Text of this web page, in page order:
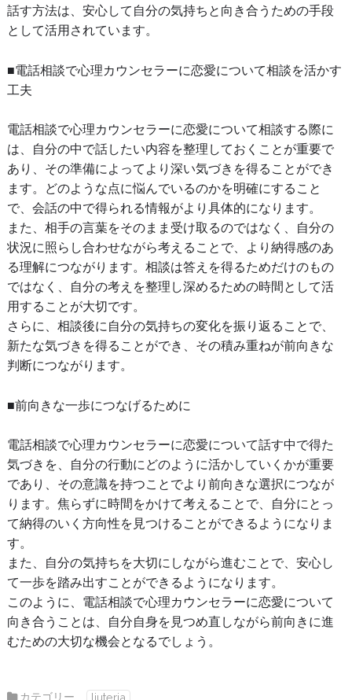
話す方法は、安心して自分の気持ちと向き合うための手段
として活用されています。
■電話相談で心理カウンセラーに恋愛について相談を活かす
工夫
電話相談で心理カウンセラーに恋愛について相談する際に
は、自分の中で話したい内容を整理しておくことが重要で
あり、その準備によってより深い気づきを得ることができ
ます。どのような点に悩んでいるのかを明確にすること
で、会話の中で得られる情報がより具体的になります。
また、相手の言葉をそのまま受け取るのではなく、自分の
状況に照らし合わせながら考えることで、より納得感のあ
る理解につながります。相談は答えを得るためだけのもの
ではなく、自分の考えを整理し深めるための時間として活
用することが大切です。
さらに、相談後に自分の気持ちの変化を振り返ることで、
新たな気づきを得ることができ、その積み重ねが前向きな
判断につながります。
■前向きな一歩につなげるために
電話相談で心理カウンセラーに恋愛について話す中で得た
気づきを、自分の行動にどのように活かしていくかが重要
であり、その意識を持つことでより前向きな選択につなが
ります。焦らずに時間をかけて考えることで、自分にとっ
て納得のいく方向性を見つけることができるようになりま
す。
また、自分の気持ちを大切にしながら進むことで、安心し
て一歩を踏み出すことができるようになります。
このように、電話相談で心理カウンセラーに恋愛について
向き合うことは、自分自身を見つめ直しながら前向きに進
むための大切な機会となるでしょう。
カテゴリー liuteria